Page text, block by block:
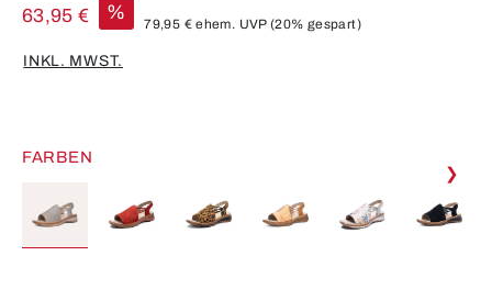
63,95 € %
79,95 €ehem. UVP(20% gespart)
INKL. MWST.
FARBEN
❯